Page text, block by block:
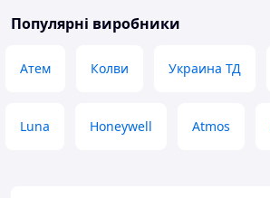
Популярні виробники
Атем Колви Украина ТД
Luna Honeywell Atmos